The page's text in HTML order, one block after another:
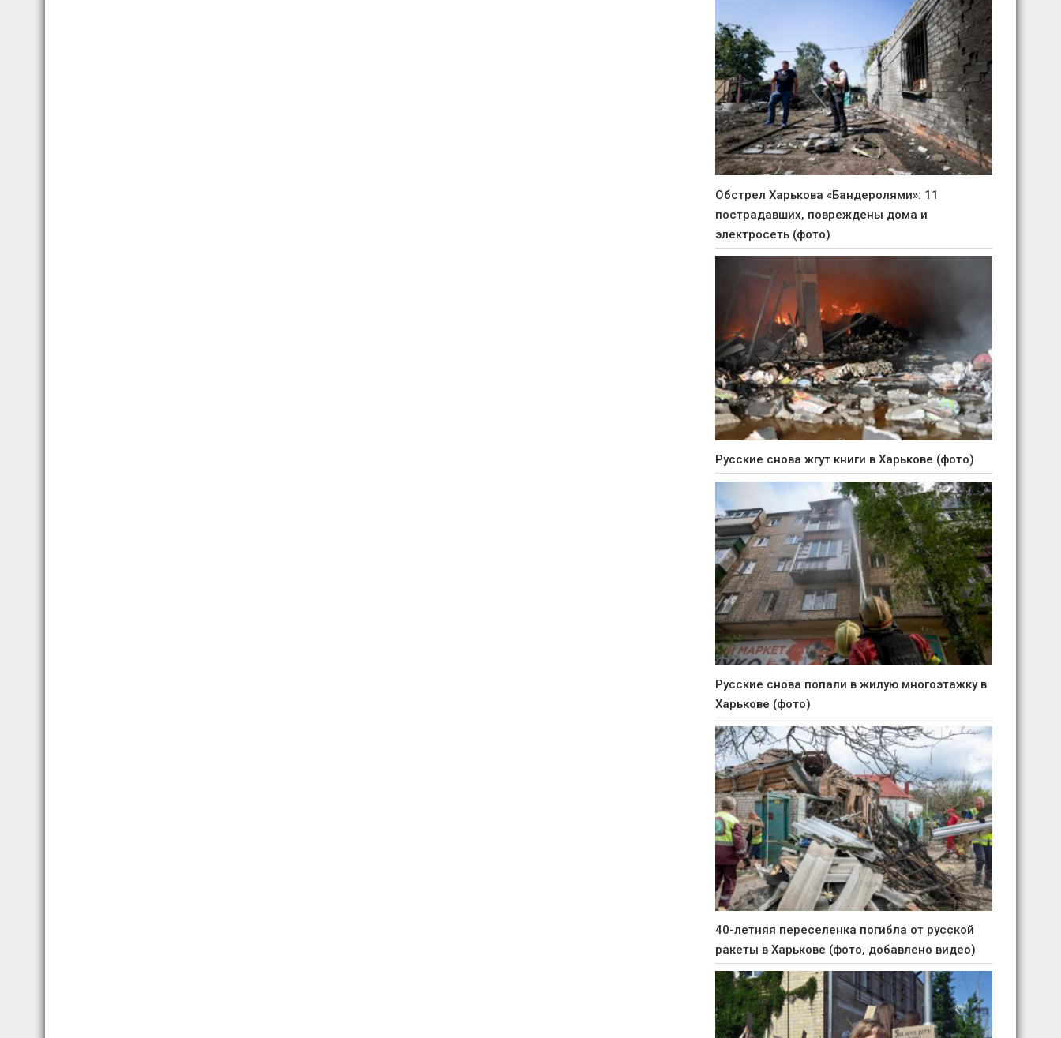
Обстрел Харькова «Бандеролями»: 11
пострадавших, повреждены дома и
электросеть (фото)
Русские снова жгут книги в Харькове (фото)
Русские снова попали в жилую многоэтажку в
Харькове (фото)
40-летняя переселенка погибла от русской
ракеты в Харькове (фото, добавлено видео)